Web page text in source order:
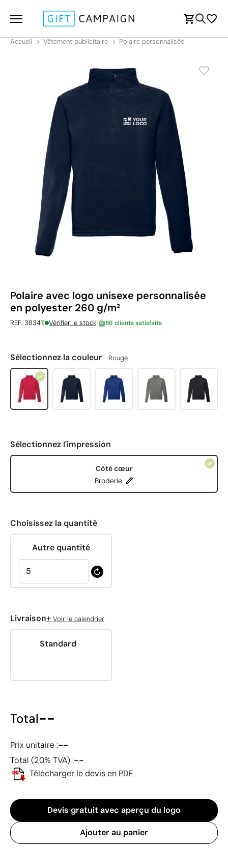
Accueil Vêtement publicitaire Polaire personnalisée
Polaire avec logo unisexe personnalisée
en polyester 260 g/m²
REF. 38341| Vérifier le stock| 86 clients satisfaits
Sélectionnez la couleur Rouge
Sélectionnez l'impression
Côté cœur
Broderie
Choisissez la quantité
Autre quantité
Livraison+ Voir le calendrier
Standard
Total--
Prix unitaire :--
Total (20% TVA) :--
Télécharger le devis en PDF
Devis gratuit avec aperçu du logo
Ajouter au panier